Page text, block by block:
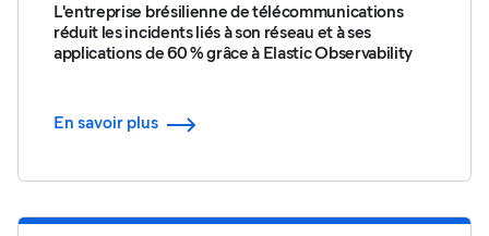
L'entreprise brésilienne de télécommunications
réduit les incidents liés à son réseau et à ses
applications de 60 % grâce à Elastic Observability
En savoir plus